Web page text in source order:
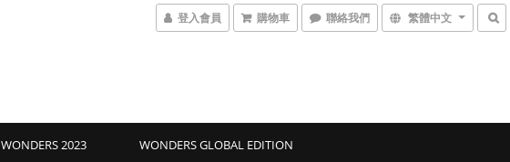
登入會員 購物車 聯絡我們 繁體中文
WONDERS 2023 WONDERS GLOBAL EDITION